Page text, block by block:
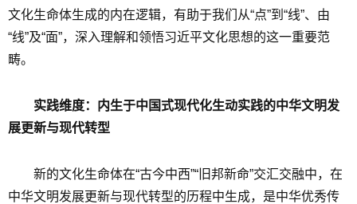
文化生命体生成的内在逻辑，有助于我们从“点”到“线”、由
“线”及“面”，深入理解和领悟习近平文化思想的这一重要范
畴。
实践维度：内生于中国式现代化生动实践的中华文明发
展更新与现代转型
新的文化生命体在“古今中西”“旧邦新命”交汇交融中，在
中华文明发展更新与现代转型的历程中生成，是中华优秀传